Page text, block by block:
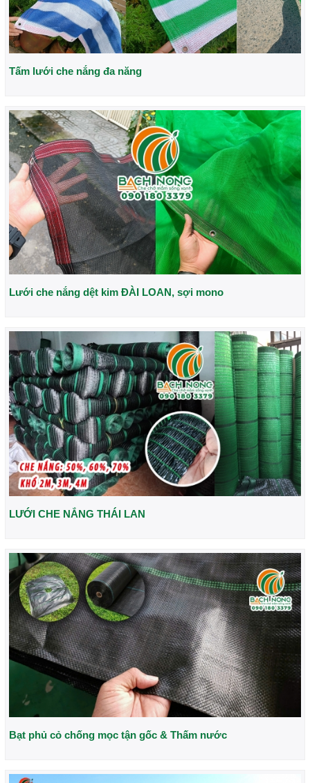
Tấm lưới che nắng đa năng
Lưới che nắng dệt kim ĐÀI LOAN, sợi mono
LƯỚI CHE NẮNG THÁI LAN
Bạt phủ cỏ chống mọc tận gốc & Thấm nước